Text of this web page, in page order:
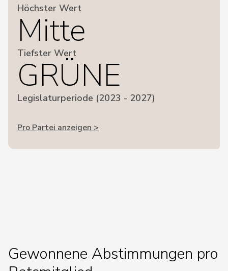
Höchster Wert
Mitte
Tiefster Wert
GRÜNE
Legislaturperiode (2023 - 2027)
Pro Partei anzeigen >
Gewonnene Abstimmungen pro